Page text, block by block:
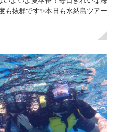
も抜群です✨本日も水納島ツアー